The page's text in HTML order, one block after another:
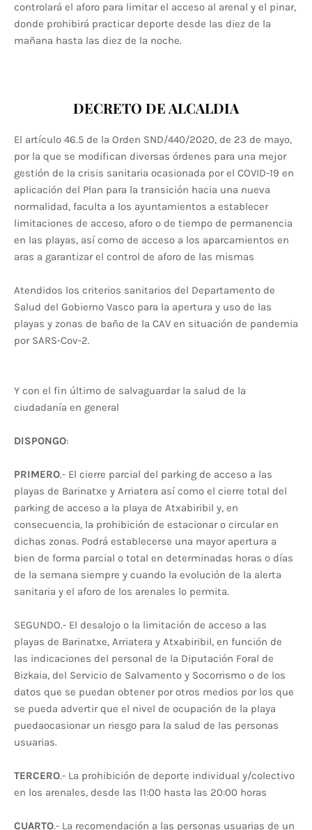
controlará el aforo para limitar el acceso al arenal y el pinar,
donde prohibirá practicar deporte desde las diez de la
mañana hasta las diez de la noche.
DECRETO DE ALCALDIA
El artículo 46.5 de la Orden SND/440/2020, de 23 de mayo,
por la que se modifican diversas órdenes para una mejor
gestión de la crisis sanitaria ocasionada por el COVID-19 en
aplicación del Plan para la transición hacia una nueva
normalidad, faculta a los ayuntamientos a establecer
limitaciones de acceso, aforo o de tiempo de permanencia
en las playas, así como de acceso a los aparcamientos en
aras a garantizar el control de aforo de las mismas
Atendidos los criterios sanitarios del Departamento de
Salud del Gobierno Vasco para la apertura y uso de las
playas y zonas de baño de la CAV en situación de pandemia
por SARS-Cov-2.
Y con el fin último de salvaguardar la salud de la
ciudadanía en general
DISPONGO:
PRIMERO.- El cierre parcial del parking de acceso a las
playas de Barinatxe y Arriatera así como el cierre total del
parking de acceso a la playa de Atxabiribil y, en
consecuencia, la prohibición de estacionar o circular en
dichas zonas. Podrá establecerse una mayor apertura a
bien de forma parcial o total en determinadas horas o días
de la semana siempre y cuando la evolución de la alerta
sanitaria y el aforo de los arenales lo permita.
SEGUNDO.- El desalojo o la limitación de acceso a las
playas de Barinatxe, Arriatera y Atxabiribil, en función de
las indicaciones del personal de la Diputación Foral de
Bizkaia, del Servicio de Salvamento y Socorrismo o de los
datos que se puedan obtener por otros medios por los que
se pueda advertir que el nivel de ocupación de la playa
puedaocasionar un riesgo para la salud de las personas
usuarias.
TERCERO.- La prohibición de deporte individual y/colectivo
en los arenales, desde las 11:00 hasta las 20:00 horas
CUARTO.- La recomendación a las personas usuarias de un